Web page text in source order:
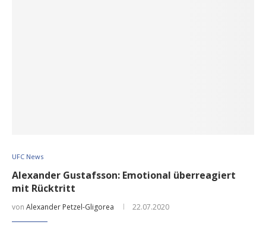
UFC News
Alexander Gustafsson: Emotional überreagiert
mit Rücktritt
von Alexander Petzel-Gligorea 22.07.2020